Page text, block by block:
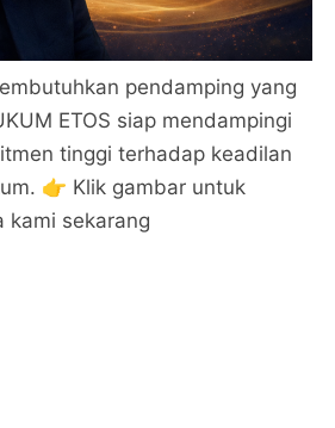
pendamping yang
ETOS siap mendampingi
tinggi terhadap keadilan
👉 Klik gambar untuk
kami sekarang